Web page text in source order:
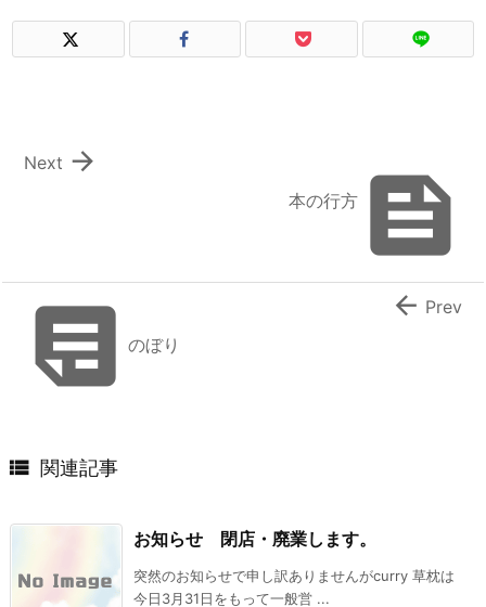

本の行方

Next
のぼり
 Prev
 関連記事
お知らせ 閉店・廃業します。
突然のお知らせで申し訳ありませんがcurry 草枕は
今日3月31日をもって一般営 ...